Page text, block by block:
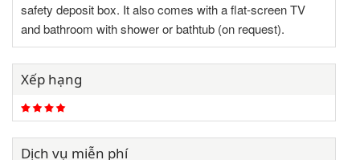
safety deposit box. It also comes with a flat-screen TV
and bathroom with shower or bathtub (on request).
Xếp hạng
Dịch vụ miễn phí